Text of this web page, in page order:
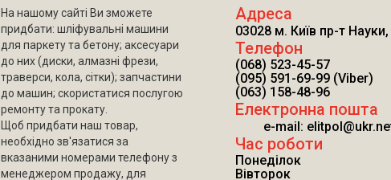
На нашому сайті Ви зможете
придбати: шліфувальні машини
для паркету та бетону; аксесуари
до них (диски, алмазні фрези,
траверси, кола, сітки); запчастини
до машин; скористатися послугою
ремонту та прокату.
Щоб придбати наш товар,
необхідно зв'язатися за
вказаними номерами телефону з
менеджером продажу, для
Адреса
03028 м. Київ пр-т
Телефон
(068) 523-45-57
(095) 591-69-99 (Viber)
(063) 158-48-96
Електронна пошта
e-mail:
Час роботи
Понеділок
Вівторок